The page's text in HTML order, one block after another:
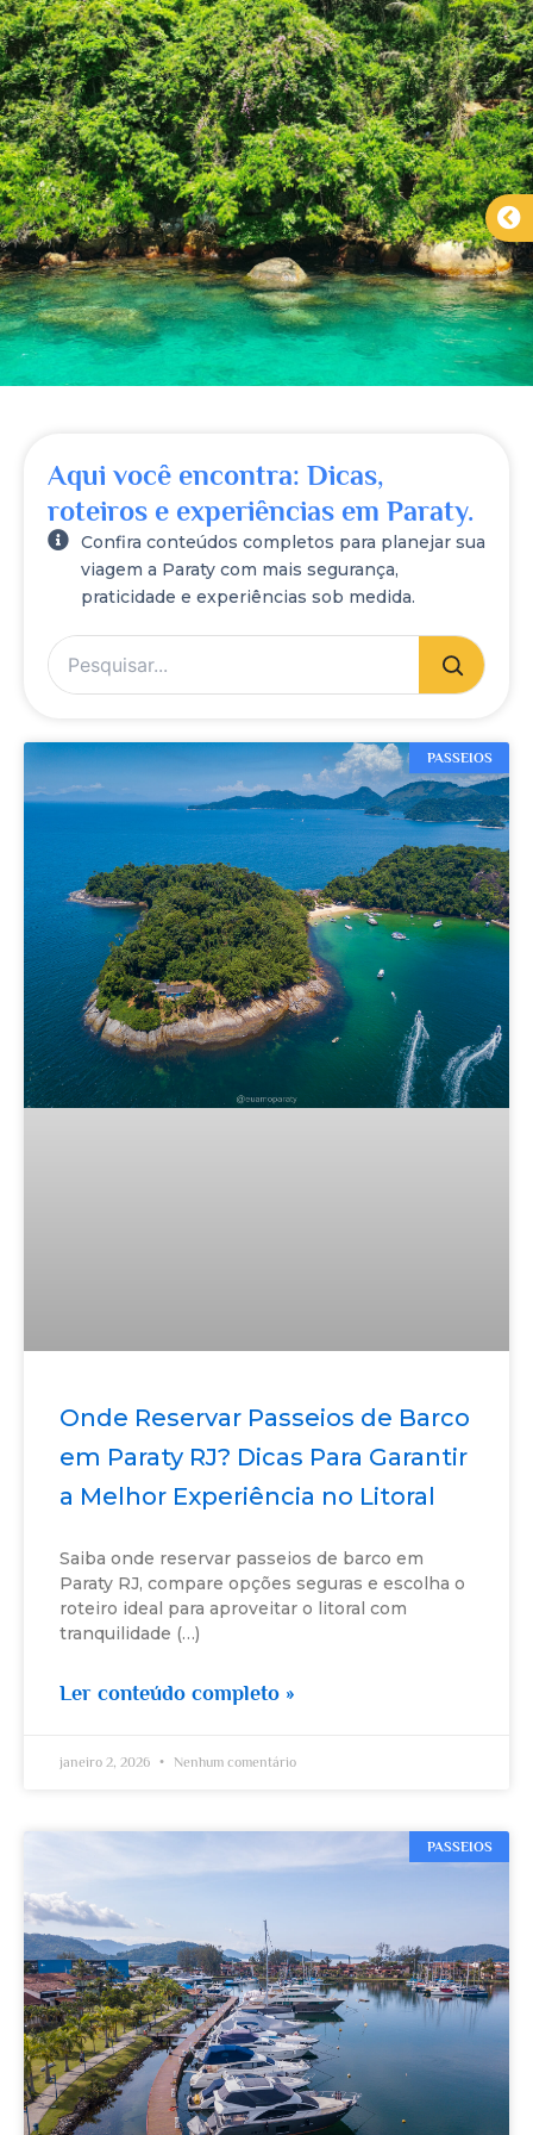
Aqui você encontra: Dicas,
roteiros e experiências em Paraty.
Confira conteúdos completos para planejar sua
viagem a Paraty com mais segurança,
praticidade e experiências sob medida.
PASSEIOS
Onde Reservar Passeios de Barco
em Paraty RJ? Dicas Para Garantir
a Melhor Experiência no Litoral
Saiba onde reservar passeios de barco em
Paraty RJ, compare opções seguras e escolha o
roteiro ideal para aproveitar o litoral com
tranquilidade (…)
Ler conteúdo completo »
janeiro 2, 2026 Nenhum comentário
PASSEIOS